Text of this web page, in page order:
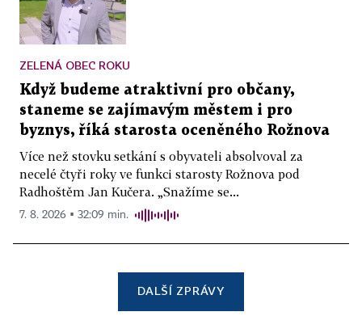
ZELENÁ OBEC ROKU
Když budeme atraktivní pro občany,
staneme se zajímavým městem i pro
byznys, říká starosta oceněného Rožnova
Více než stovku setkání s obyvateli absolvoval za
necelé čtyři roky ve funkci starosty Rožnova pod
Radhoštěm Jan Kučera. „Snažíme se...
7. 8. 2026 ▪ 32:09 min.
DALŠÍ ZPRÁVY